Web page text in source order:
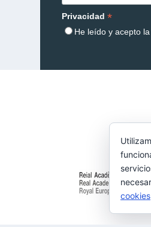
Privacidad*
He leído y acepto la
cookies